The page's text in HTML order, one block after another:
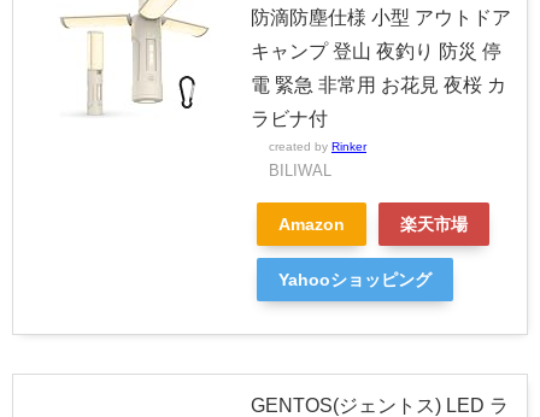
防滴防塵仕様 小型 アウトドア
キャンプ 登山 夜釣り 防災 停
電 緊急 非常用 お花見 夜桜 カ
ラビナ付
created by Rinker
BILIWAL
Amazon 楽天市場
Yahooショッピング
GENTOS(ジェントス) LED ラ